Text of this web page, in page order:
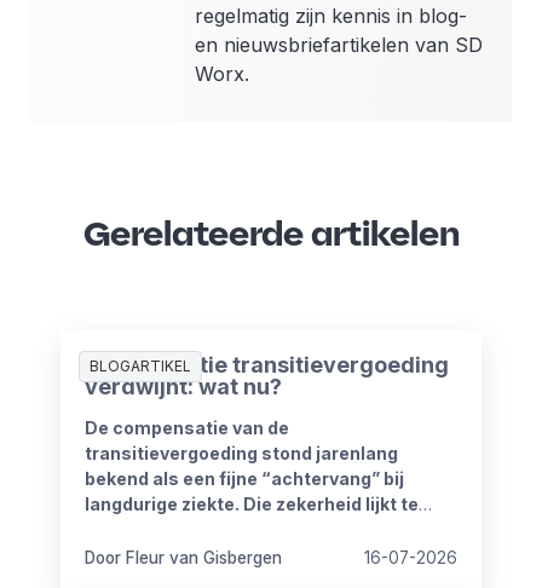
regelmatig zijn kennis in blog-
en nieuwsbriefartikelen van SD
Worx.
Gerelateerde artikelen
BLOGARTIKEL
Compensatie transitievergoeding
verdwijnt: wat nu?
De compensatie van de
transitievergoeding stond jarenlang
bekend als een fijne “achtervang” bij
langdurige ziekte. Die zekerheid lijkt te
kabinet heeft plannen om de
Door Fleur van Gisbergen 16-07-2026